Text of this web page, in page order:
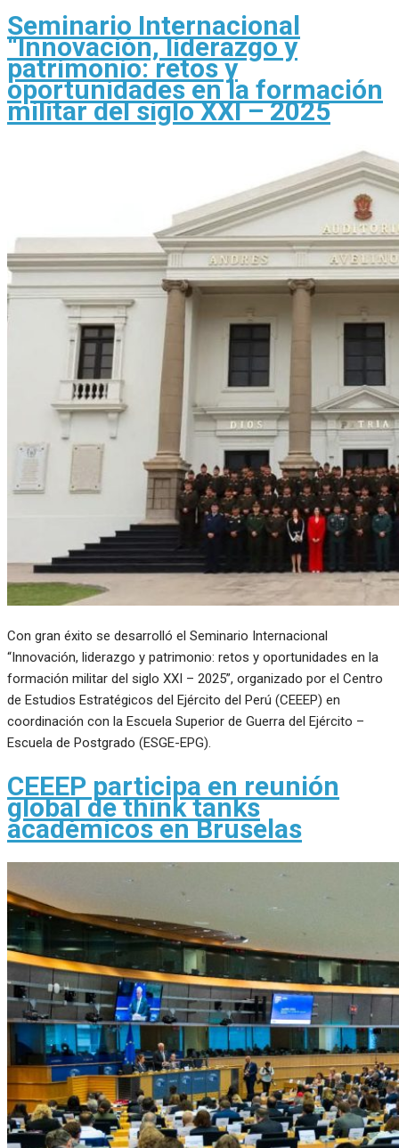
Seminario Internacional
“Innovación, liderazgo y
patrimonio: retos y
oportunidades en la formación
militar del siglo XXI – 2025
Con gran éxito se desarrolló el Seminario Internacional
“Innovación, liderazgo y patrimonio: retos y oportunidades en la
formación militar del siglo XXI – 2025”, organizado por el Centro
de Estudios Estratégicos del Ejército del Perú (CEEEP) en
coordinación con la Escuela Superior de Guerra del Ejército –
Escuela de Postgrado (ESGE-EPG).
CEEEP participa en reunión
global de think tanks
académicos en Bruselas